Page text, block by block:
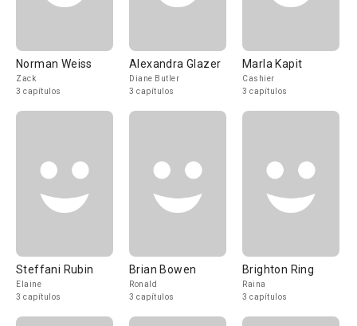
Norman Weiss
Zack
3 capítulos
Alexandra Glazer
Diane Butler
3 capítulos
Marla Kapit
Cashier
3 capítulos
Steffani Rubin
Elaine
3 capítulos
Brian Bowen
Ronald
3 capítulos
Brighton Ring
Raina
3 capítulos